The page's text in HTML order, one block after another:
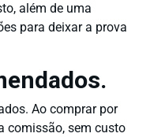
além de uma
para deixar a prova
Ao comprar por
comissão, sem custo